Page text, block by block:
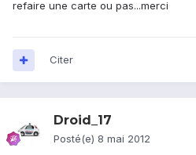
refaire une carte ou pas...merci
Citer
Droid_17
Posté(e) 8 mai 2012